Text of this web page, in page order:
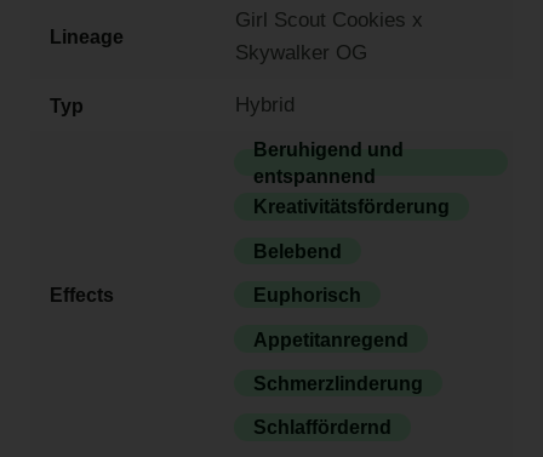
Lineage
Girl Scout Cookies x
Skywalker OG
Typ Hybrid
Effects
Beruhigend und
entspannend
Kreativitätsförderung
Belebend
Euphorisch
Appetitanregend
Schmerzlinderung
Schlaffördernd